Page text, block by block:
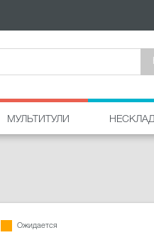
МУЛЬТИТУЛИ
Ожидается